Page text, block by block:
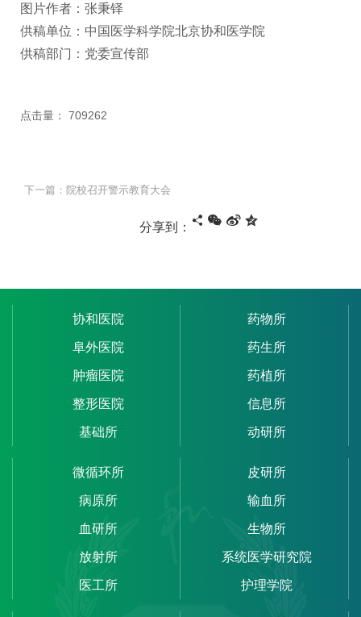
图片作者：张秉铎
供稿单位：中国医学科学院北京协和医学院
供稿部门：党委宣传部
点击量： 709262
下一篇：院校召开警示教育大会
分享到：
协和医院
阜外医院
肿瘤医院
整形医院
基础所
药物所
药生所
药植所
信息所
动研所
微循环所
病原所
血研所
放射所
医工所
皮研所
输血所
生物所
系统医学研究院
护理学院